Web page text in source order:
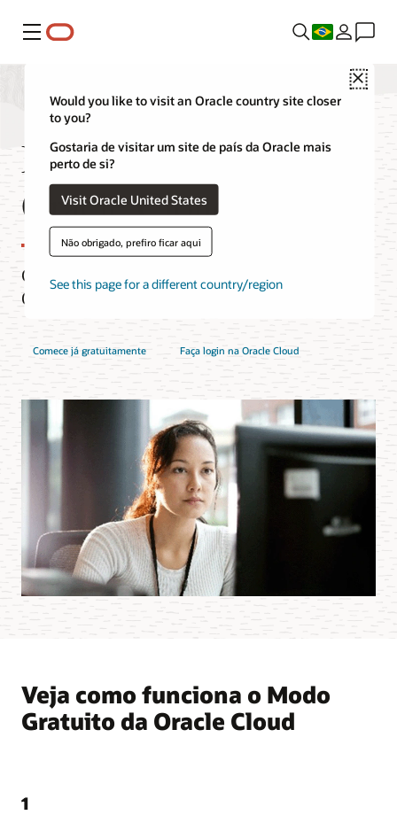
Menu
Close
Would you like to visit an Oracle country site closer
to you?
Gostaria de visitar um site de país da Oracle mais
perto de si?
Visit Oracle United States
Não obrigado, prefiro ficar aqui
See this page for a different country/region
Modo Gratuito da
Oracle Cloud
Crie, teste e implemente aplicações na
Oracle Cloud gratuitamente.
Comece já gratuitamente Faça login na Oracle Cloud
Veja como funciona o Modo
Gratuito da Oracle Cloud
1